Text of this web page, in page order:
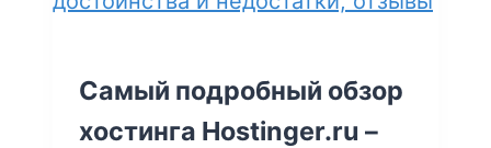
Самый подробный обзор
хостинга Hostinger.ru –